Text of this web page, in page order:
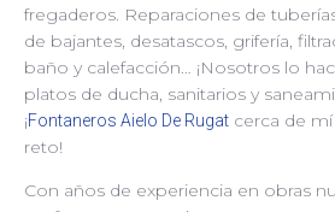
fregaderos. Reparaciones de
de bajantes, desatascos, grifería,
baño y calefacción… ¡Nosotros lo
platos de ducha, sanitarios y
¡Fontaneros Aielo De Rugat cerca de
reto!
Con años de experiencia en obras